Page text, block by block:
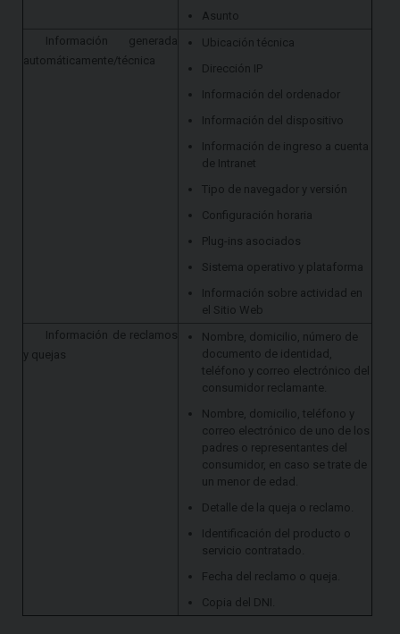
Asunto
Información generada
automáticamente/técnica
Ubicación técnica
Dirección IP
Información del ordenador
Información del dispositivo
Información de ingreso a cuenta
de Intranet
Tipo de navegador y versión
Configuración horaria
Plug-ins asociados
Sistema operativo y plataforma
Información sobre actividad en
el Sitio Web
Información de reclamos
y quejas
Nombre, domicilio, número de
documento de identidad,
teléfono y correo electrónico del
consumidor reclamante.
Nombre, domicilio, teléfono y
correo electrónico de uno de los
padres o representantes del
consumidor, en caso se trate de
un menor de edad.
Detalle de la queja o reclamo.
Identificación del producto o
servicio contratado.
Fecha del reclamo o queja.
Copia del DNI.